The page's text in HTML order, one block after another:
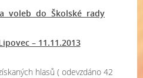
voleb do Školské rady
– 11.11.2013
hlasů ( odevzdáno 42